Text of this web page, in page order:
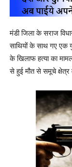
मंडी जिला के सराज
साथियों के साथ गए एक
के खिलाफ हत्या का
से हुई मौत से समूचे